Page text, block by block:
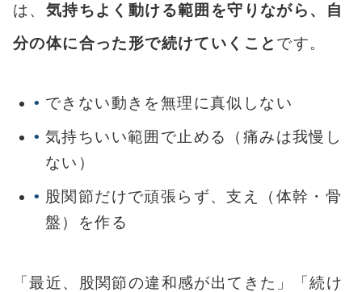
は、 気持ちよく動ける範囲を守りながら、自
分の体に合った形で続けていくこと です。
できない動きを無理に真似しない
気持ちいい範囲で止める（痛みは我慢し
ない）
股関節だけで頑張らず、支え（体幹・骨
盤）を作る
「最近、股関節の違和感が出てきた」「続け